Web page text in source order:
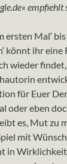
empfiehlt
ersten Mal‘
könnt ihr eine
wieder
für Euer
oder eben
es, Mut zu
mit
in